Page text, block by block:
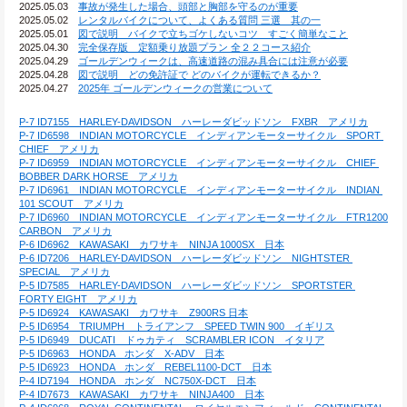
2025.05.03 事故が発生した場合、頭部と胸部を守るのが重要
2025.05.02 レンタルバイクについて、よくある質問 三選　其の一
2025.05.01 図で説明　バイクで立ちゴケしないコツ　すごく簡単なこと
2025.04.30 完全保存版　定額乗り放題プラン 全２２コース紹介
2025.04.29 ゴールデンウィークは、高速道路の混み具合には注意が必要
2025.04.28 図で説明　どの免許証で どのバイクが運転できるか？
2025.04.27 2025年 ゴールデンウィークの営業について
P-7 ID7155　HARLEY-DAVIDSON　ハーレーダビッドソン　FXBR　アメリカ
P-7 ID6598　INDIAN MOTORCYCLE　インディアンモーターサイクル　SPORT
CHIEF　アメリカ
P-7 ID6959　INDIAN MOTORCYCLE　インディアンモーターサイクル　CHIEF
BOBBER DARK HORSE　アメリカ
P-7 ID6961　INDIAN MOTORCYCLE　インディアンモーターサイクル　INDIAN
101 SCOUT　アメリカ
P-7 ID6960　INDIAN MOTORCYCLE　インディアンモーターサイクル　FTR1200
CARBON　アメリカ
P-6 ID6962　KAWASAKI　カワサキ　NINJA 1000SX　日本
P-6 ID7206　HARLEY-DAVIDSON　ハーレーダビッドソン　NIGHTSTER
SPECIAL　アメリカ
P-5 ID7585　HARLEY-DAVIDSON　ハーレーダビッドソン　SPORTSTER
FORTY EIGHT　アメリカ
P-5 ID6924　KAWASAKI　カワサキ　Z900RS 日本
P-5 ID6954　TRIUMPH　トライアンフ　SPEED TWIN 900　イギリス
P-5 ID6949　DUCATI　ドゥカティ　SCRAMBLER ICON　イタリア
P-5 ID6963　HONDA　ホンダ　X-ADV　日本
P-5 ID6923　HONDA　ホンダ　REBEL1100-DCT　日本
P-4 ID7194　HONDA　ホンダ　NC750X-DCT　日本
P-4 ID7673　KAWASAKI　カワサキ　NINJA400　日本